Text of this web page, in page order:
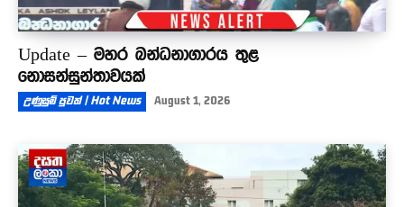
Update – මහර බන්ධනාගාරය තුළ
නොසන්සුන්තාවයක්
උණුසුම් පුවත් | Hot News August 1, 2026